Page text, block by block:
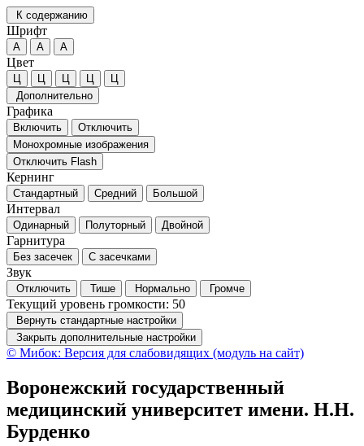
К содержанию
Шрифт
А А А
Цвет
Ц Ц Ц Ц
Ц
Дополнительно
Графика
Включить
Отключить
Монохромные изображения
Отключить Flash
Кернинг
Стандартный Средний Большой
Интервал
Одинарный Полуторный Двойной
Гарнитура
Без засечек С засечками
Звук
Отключить Тише Нормально Громче
Текущий уровень громкости: 50
Вернуть стандартные настройки
Закрыть дополнительные настройки
© Мибок: Версия для слабовидящих (модуль на сайт)
Воронежский государственный
медицинский университет имени. Н.Н.
Бурденко